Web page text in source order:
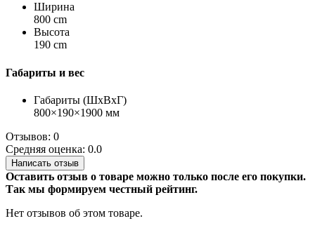
Ширина
800 cm
Высота
190 cm
Габариты и вес
Габариты (ШхВхГ)
800×190×1900 мм
Отзывов: 0
Средняя оценка: 0.0
Написать отзыв
Оставить отзыв о товаре можно только после его покупки.
Так мы формируем честный рейтинг.
Нет отзывов об этом товаре.